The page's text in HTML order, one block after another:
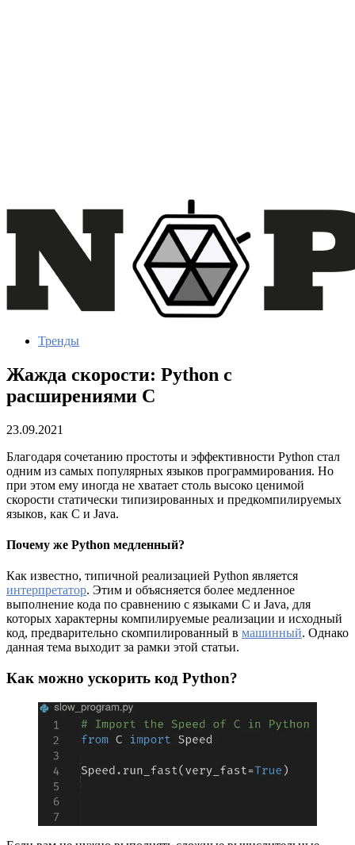
Тренды
Жажда скорости: Python с
расширениями С
23.09.2021
Благодаря сочетанию простоты и эффективности Python стал
одним из самых популярных языков программирования. Но
при этом ему иногда не хватает столь высоко ценимой
скорости статически типизированных и предкомпилируемых
языков, как С и Java.
Почему же Python медленный?
Как известно, типичной реализацией Python является
интерпретатор. Этим и объясняется более медленное
выполнение кода по сравнению с языками С и Java, для
которых характерны компилируемые реализации и исходный
код, предварительно скомпилированный в машинный. Однако
данная тема выходит за рамки этой статьи.
Как можно ускорить код Python?